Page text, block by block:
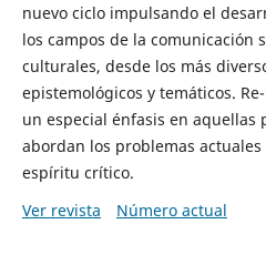
nuevo ciclo impulsando el
los campos de la comunicación
culturales, desde los más
epistemológicos y temáticos.
un especial énfasis en aquellas
abordan los problemas
espíritu crítico.
Ver revista
Número actual